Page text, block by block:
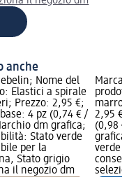
anche
Nome del
Elastici a spirale
Prezzo: 2,95 €;
4 pz (0,74 € /
dm grafica;
Stato verde
per la
Stato grigio
il negozio dm
Marca:
2,95 €;
(0,98 € /
grafica;
verde